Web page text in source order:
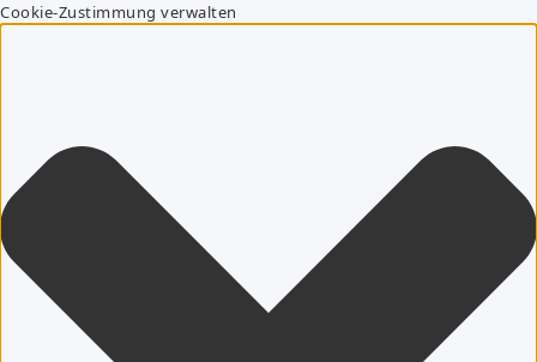
Cookie-Zustimmung verwalten